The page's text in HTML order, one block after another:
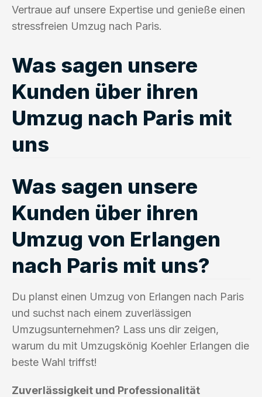
Vertraue auf unsere Expertise und genieße einen
stressfreien Umzug nach Paris.
Was sagen unsere
Kunden über ihren
Umzug nach Paris mit
uns
Was sagen unsere
Kunden über ihren
Umzug von Erlangen
nach Paris mit uns?
Du planst einen Umzug von Erlangen nach Paris
und suchst nach einem zuverlässigen
Umzugsunternehmen? Lass uns dir zeigen,
warum du mit Umzugskönig Koehler Erlangen die
beste Wahl triffst!
Zuverlässigkeit und Professionalität